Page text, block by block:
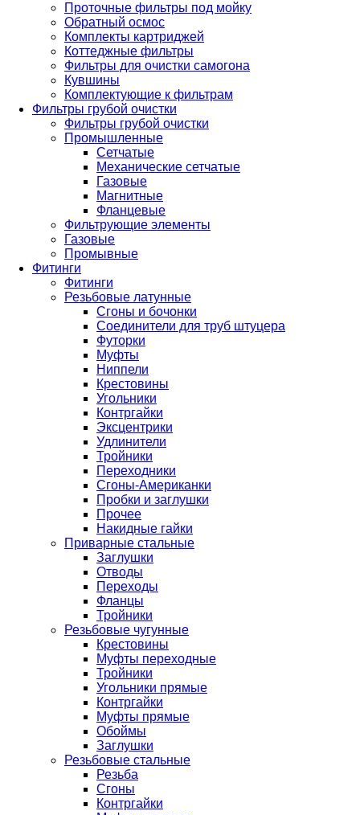
Проточные фильтры под мойку
Обратный осмос
Комплекты картриджей
Коттеджные фильтры
Фильтры для очистки самогона
Кувшины
Комплектующие к фильтрам
Фильтры грубой очистки
Фильтры грубой очистки
Промышленные
Сетчатые
Механические сетчатые
Газовые
Магнитные
Фланцевые
Фильтрующие элементы
Газовые
Промывные
Фитинги
Фитинги
Резьбовые латунные
Сгоны и бочонки
Соединители для труб штуцера
Футорки
Муфты
Ниппели
Крестовины
Угольники
Контргайки
Эксцентрики
Удлинители
Тройники
Переходники
Сгоны-Американки
Пробки и заглушки
Прочее
Накидные гайки
Приварные стальные
Заглушки
Отводы
Переходы
Фланцы
Тройники
Резьбовые чугунные
Крестовины
Муфты переходные
Тройники
Угольники прямые
Контргайки
Муфты прямые
Обоймы
Заглушки
Резьбовые стальные
Резьба
Сгоны
Контргайки